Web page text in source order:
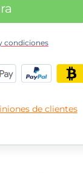
condiciones
de clientes